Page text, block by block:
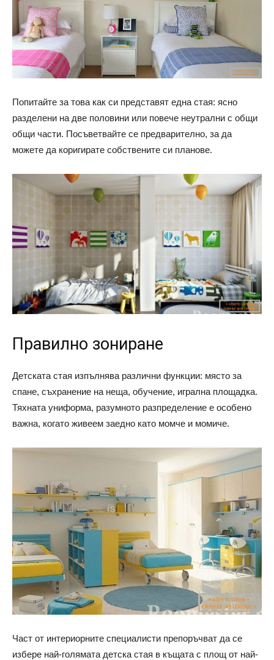
Попитайте за това как си представят една стая: ясно
разделени на две половини или повече неутрални с общи
общи части. Посъветвайте се предварително, за да
можете да коригирате собствените си планове.
Правилно зониране
Детската стая изпълнява различни функции: място за
спане, съхранение на неща, обучение, игрална площадка.
Тяхната униформа, разумното разпределение е особено
важна, когато живеем заедно като момче и момиче.
Част от интериорните специалисти препоръчват да се
избере най-голямата детска стая в къщата с площ от най-